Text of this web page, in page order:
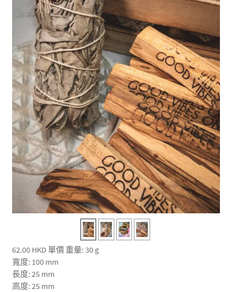
62.00 HKD 單價 重量: 30 g
寬度: 100 mm
長度: 25 mm
高度: 25 mm